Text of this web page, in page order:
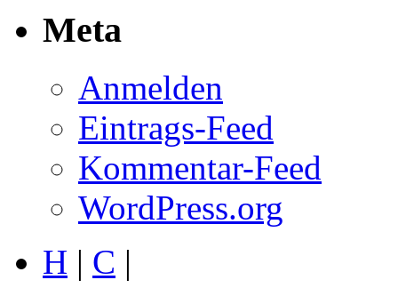
Meta
Anmelden
Eintrags-Feed
Kommentar-Feed
WordPress.org
H | C |